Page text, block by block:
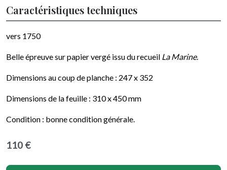
Caractéristiques techniques
vers 1750
Belle épreuve sur papier vergé issu du recueil La Marine.
Dimensions au coup de planche : 247 x 352
Dimensions de la feuille : 310 x 450 mm
Condition : bonne condition générale.
110 €